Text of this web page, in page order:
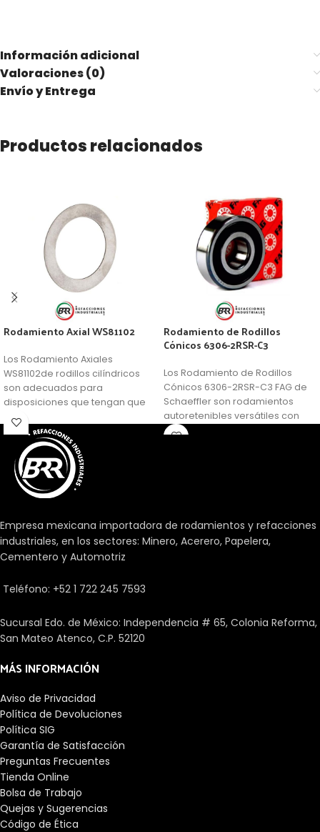
Información adicional
Valoraciones (0)
Envío y Entrega
Productos relacionados
Rodamiento Axial WS81102
Los Rodamiento Axiales
WS81102de rodillos cilíndricos
son adecuados para
disposiciones que tengan que
soportar grandes cargas
axiales. Además, son
relativamente insensibles a las
cargas de choque, son muy
rígidos y requieren un espacio
axial mínimo. Se suministran,
como estándar, como
sólo pueden soportar cargas
axiales en un sentido.
Rodamiento de Rodillos
Cónicos 6306-2RSR-C3
Los Rodamiento de Rodillos
Cónicos 6306-2RSR-C3 FAG de
Schaeffler son rodamientos
autoretenibles versátiles con
anillos exteriores sólidos, anillos
Empresa mexicana importadora de rodamientos y refacciones
industriales, en los sectores: Minero, Acerero, Papelera,
Cementero y Automotriz
Teléfono: +52 1 722 245 7593
Sucursal Edo. de México: Independencia # 65, Colonia Reforma,
San Mateo Atenco, C.P. 52120
MÁS INFORMACIÓN
Aviso de Privacidad
Política de Devoluciones
Política SIG
Garantía de Satisfacción
Preguntas Frecuentes
Tienda Online
Bolsa de Trabajo
Quejas y Sugerencias
Código de Ética